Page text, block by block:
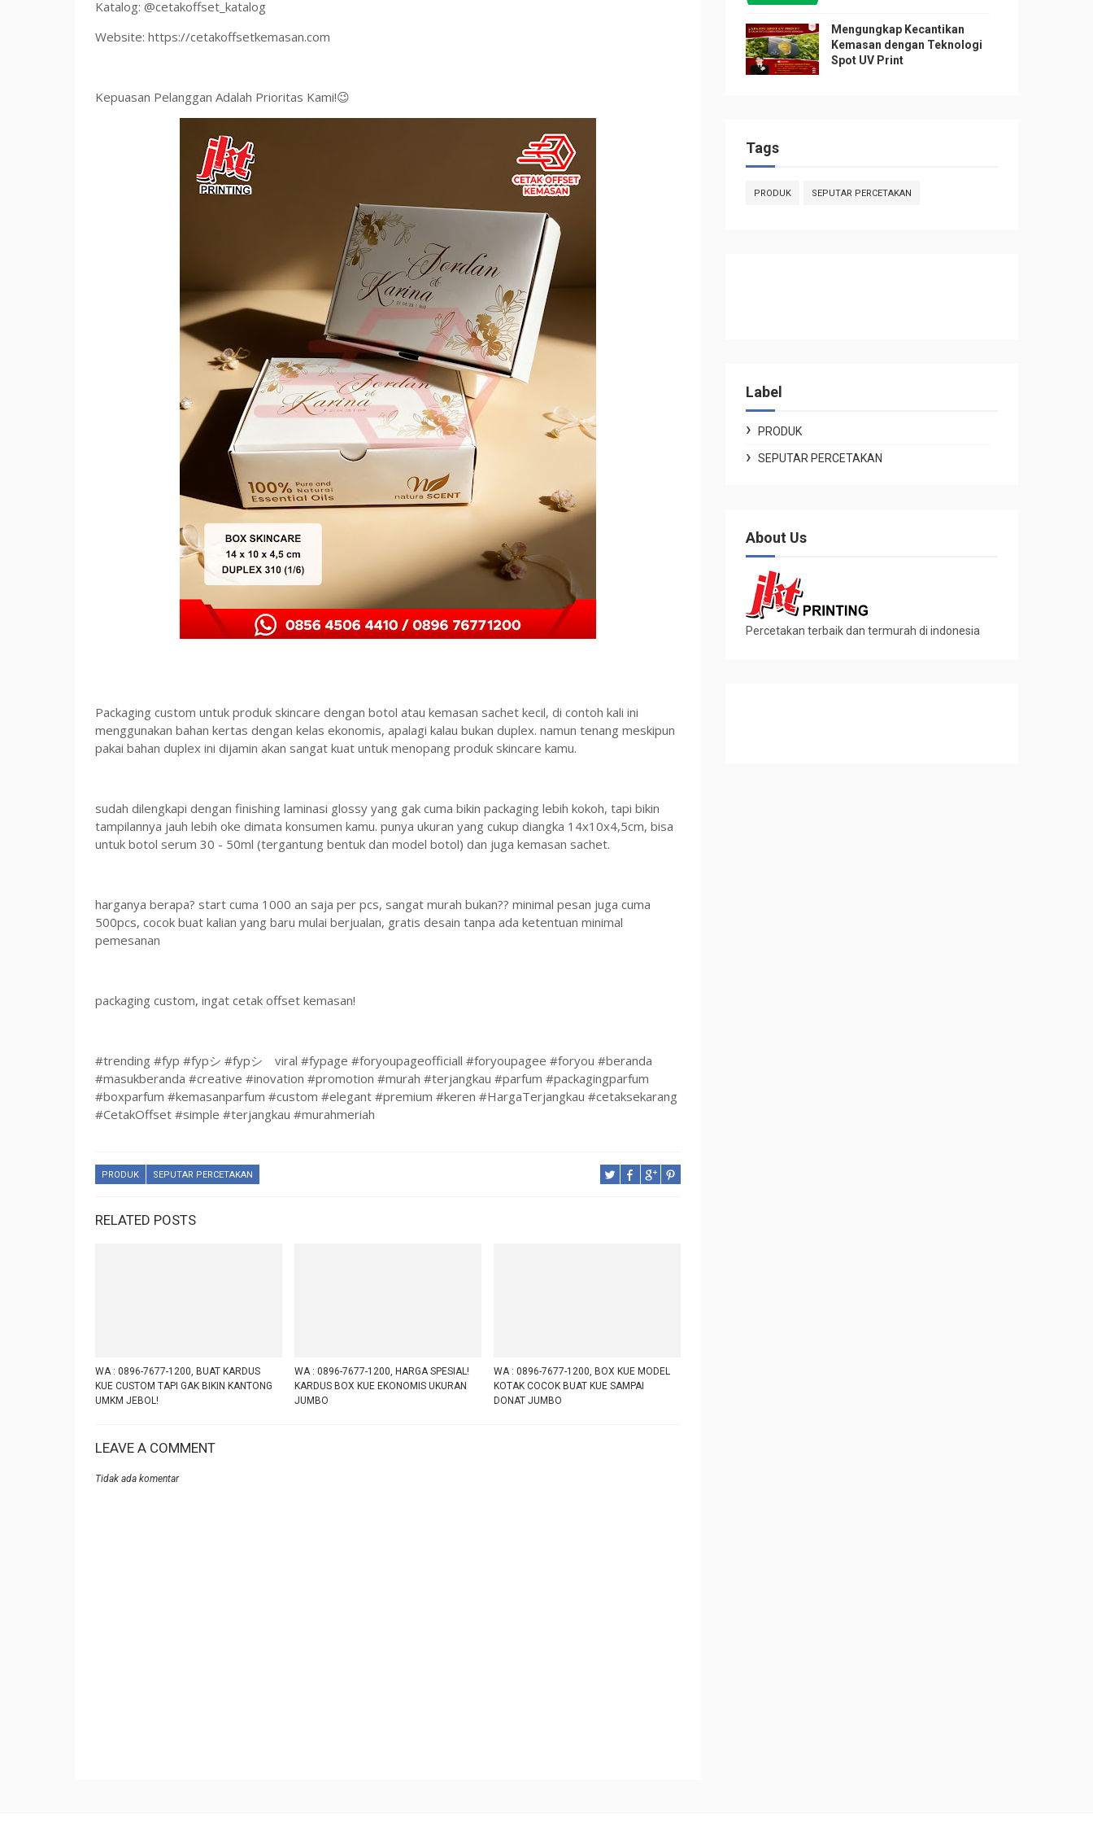
Katalog: @cetakoffset_katalog
Website: https://cetakoffsetkemasan.com
Kepuasan Pelanggan Adalah Prioritas Kami!😉
Packaging custom untuk produk skincare dengan botol atau kemasan sachet kecil, di contoh kali ini
menggunakan bahan kertas dengan kelas ekonomis, apalagi kalau bukan duplex. namun tenang meskipun
pakai bahan duplex ini dijamin akan sangat kuat untuk menopang produk skincare kamu.
sudah dilengkapi dengan finishing laminasi glossy yang gak cuma bikin packaging lebih kokoh, tapi bikin
tampilannya jauh lebih oke dimata konsumen kamu. punya ukuran yang cukup diangka 14x10x4,5cm, bisa
untuk botol serum 30 - 50ml (tergantung bentuk dan model botol) dan juga kemasan sachet.
harganya berapa? start cuma 1000 an saja per pcs, sangat murah bukan?? minimal pesan juga cuma
500pcs, cocok buat kalian yang baru mulai berjualan, gratis desain tanpa ada ketentuan minimal
pemesanan
packaging custom, ingat cetak offset kemasan!
#trending #fyp #fypシ #fypシ゚viral #fypage #foryoupageofficiall #foryoupagee #foryou #beranda
#masukberanda #creative #inovation #promotion #murah #terjangkau #parfum #packagingparfum
#boxparfum #kemasanparfum #custom #elegant #premium #keren #HargaTerjangkau #cetaksekarang
#CetakOffset #simple #terjangkau #murahmeriah
PRODUK SEPUTAR PERCETAKAN
RELATED POSTS
WA : 0896-7677-1200, BUAT KARDUS
KUE CUSTOM TAPI GAK BIKIN KANTONG
UMKM JEBOL!
WA : 0896-7677-1200, HARGA SPESIAL!
KARDUS BOX KUE EKONOMIS UKURAN
JUMBO
WA : 0896-7677-1200, BOX KUE MODEL
KOTAK COCOK BUAT KUE SAMPAI
DONAT JUMBO
LEAVE A COMMENT
Tidak ada komentar
Mengungkap Kecantikan
Kemasan dengan Teknologi
Spot UV Print
Tags
PRODUK SEPUTAR PERCETAKAN
Label
PRODUK
SEPUTAR PERCETAKAN
About Us
Percetakan terbaik dan termurah di indonesia